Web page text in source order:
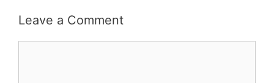
Leave a Comment